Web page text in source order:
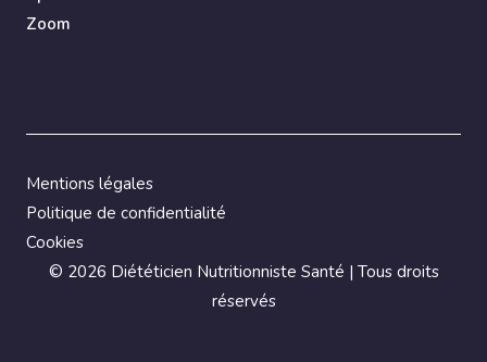
Zoom
© 2026 Diététicien Nutritionniste Santé | Tous droits
réservés
Mentions légales
Politique de confidentialité
Cookies